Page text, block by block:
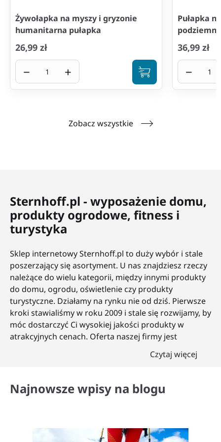
Żywołapka na myszy i gryzonie
humanitarna pułapka
26,99 zł
− +
Pułapka
36,99 zł
−
Zobacz wszystkie
Sternhoff.pl - wyposażenie domu,
produkty ogrodowe, fitness i
turystyka
Sklep internetowy Sternhoff.pl to duży wybór i stale
poszerzający się asortyment. U nas znajdziesz rzeczy
należące do wielu kategorii, między innymi produkty
do domu, ogrodu, oświetlenie czy produkty
turystyczne. Działamy na rynku nie od dziś. Pierwsze
kroki stawialiśmy w roku 2009 i stale się rozwijamy, by
móc dostarczyć Ci wysokiej jakości produkty w
atrakcyjnych cenach. Oferta naszej firmy jest
najmłodszych, posiadające odpowiednie certyfikaty,
innowacyjne rozwiązania dla biur i domu, Maverick –
produkty turystyczne oraz sprzęt fitness. Zależy nam,
oczekiwania. Nasi doświadczeni, pełni zapału oraz
Czytaj więcej
Najnowsze wpisy na blogu